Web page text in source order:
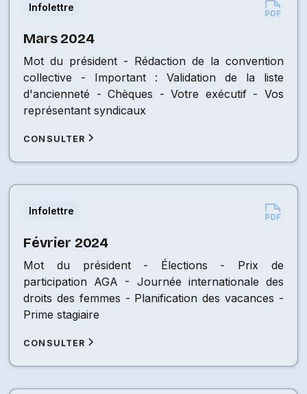
Infolettre
Mars 2024
Mot du président - Rédaction de la convention
collective - Important : Validation de la liste
d'ancienneté - Chèques - Votre exécutif - Vos
représentant syndicaux
CONSULTER
Infolettre
Février 2024
Mot du président - Élections - Prix de
participation AGA - Journée internationale des
droits des femmes - Planification des vacances -
Prime stagiaire
CONSULTER